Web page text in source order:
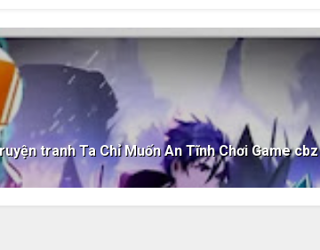
tranh Ta Chỉ Muốn An Tĩnh Chơi Game cbz